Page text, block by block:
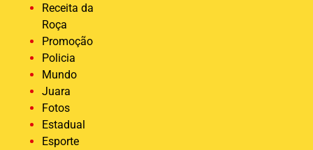
Receita da
Roça
Promoção
Policia
Mundo
Juara
Fotos
Estadual
Esporte